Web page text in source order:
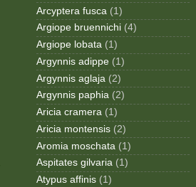
Arcyptera fusca (1)
Argiope bruennichi (4)
Argiope lobata (1)
Argynnis adippe (1)
Argynnis aglaja (2)
Argynnis paphia (2)
Aricia cramera (1)
Aricia montensis (2)
Aromia moschata (1)
Aspitates gilvaria (1)
Atypus affinis (1)